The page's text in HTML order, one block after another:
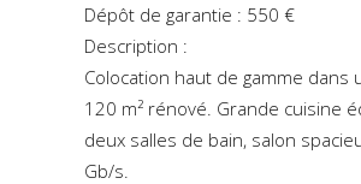
Dépôt de garantie : 550 €
Description :
Colocation haut de gamme dans
120 m² rénové. Grande cuisine
deux salles de bain, salon
Gb/s.